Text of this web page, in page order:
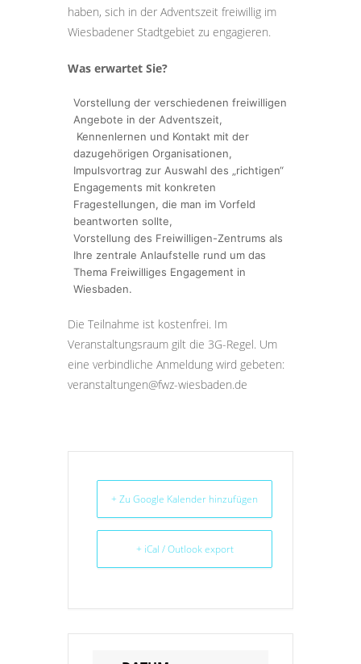
haben, sich in der Adventszeit freiwillig im
Wiesbadener Stadtgebiet zu engagieren.
Was erwartet Sie?
Vorstellung der verschiedenen freiwilligen
Angebote in der Adventszeit,
Kennenlernen und Kontakt mit der
dazugehörigen Organisationen,
Impulsvortrag zur Auswahl des „richtigen“
Engagements mit konkreten
Fragestellungen, die man im Vorfeld
beantworten sollte,
Vorstellung des Freiwilligen-Zentrums als
Ihre zentrale Anlaufstelle rund um das
Thema Freiwilliges Engagement in
Wiesbaden.
Die Teilnahme ist kostenfrei. Im
Veranstaltungsraum gilt die 3G-Regel. Um
eine verbindliche Anmeldung wird gebeten:
veranstaltungen@fwz-wiesbaden.de
+ Zu Google Kalender hinzufügen
+ iCal / Outlook export